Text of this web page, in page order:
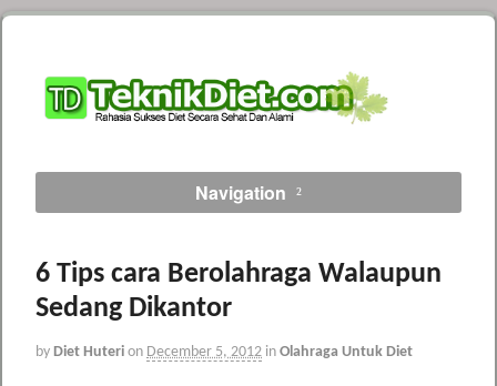
Navigation
6 Tips cara Berolahraga Walaupun
Sedang Dikantor
by Diet Huteri on December 5, 2012 in Olahraga Untuk Diet